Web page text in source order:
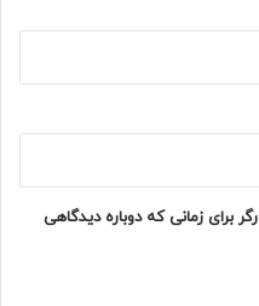
برای زمانی که دوباره دیدگاهی